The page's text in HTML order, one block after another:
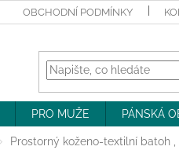
OBCHODNÍ PODMÍNKY
PRO MUŽE PÁNSKÁ
Prostorný koženo-textilní batoh